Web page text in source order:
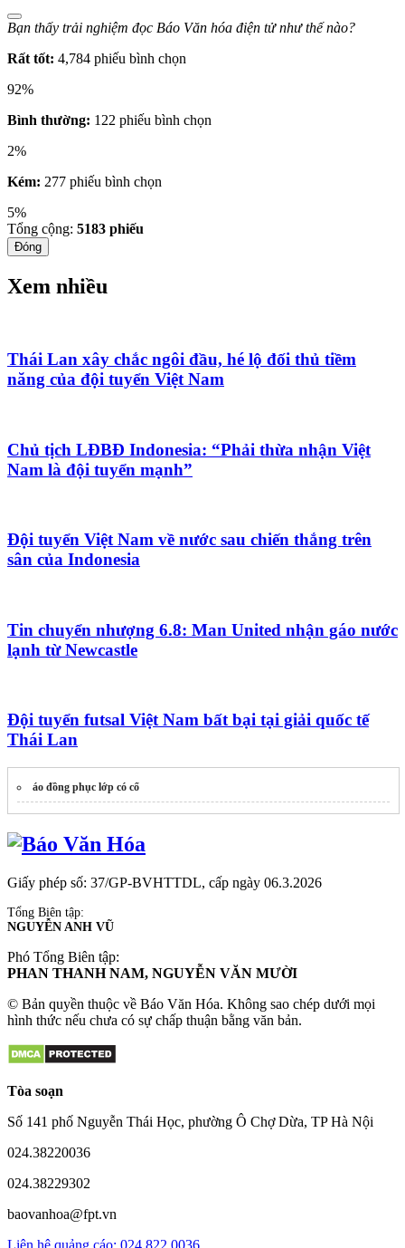
Bạn thấy trải nghiệm đọc Báo Văn hóa điện tử như thế nào?
Rất tốt: 4,784 phiếu bình chọn
92%
Bình thường: 122 phiếu bình chọn
2%
Kém: 277 phiếu bình chọn
5%
Tổng cộng: 5183 phiếu
Đóng
Xem nhiều
Thái Lan xây chắc ngôi đầu, hé lộ đối thủ tiềm
năng của đội tuyển Việt Nam
Chủ tịch LĐBĐ Indonesia: “Phải thừa nhận Việt
Nam là đội tuyển mạnh”
Đội tuyển Việt Nam về nước sau chiến thắng trên
sân của Indonesia
Tin chuyển nhượng 6.8: Man United nhận gáo nước
lạnh từ Newcastle
Đội tuyển futsal Việt Nam bất bại tại giải quốc tế
Thái Lan
áo đồng phục lớp có cổ
Giấy phép số: 37/GP-BVHTTDL, cấp ngày 06.3.2026
Tổng Biên tập:
NGUYỄN ANH VŨ
Phó Tổng Biên tập:
PHAN THANH NAM, NGUYỄN VĂN MƯỜI
© Bản quyền thuộc về Báo Văn Hóa. Không sao chép dưới mọi
hình thức nếu chưa có sự chấp thuận bằng văn bản.
Tòa soạn
Số 141 phố Nguyễn Thái Học, phường Ô Chợ Dừa, TP Hà Nội
024.38220036
024.38229302
baovanhoa@fpt.vn
Liên hệ quảng cáo: 024.822.0036